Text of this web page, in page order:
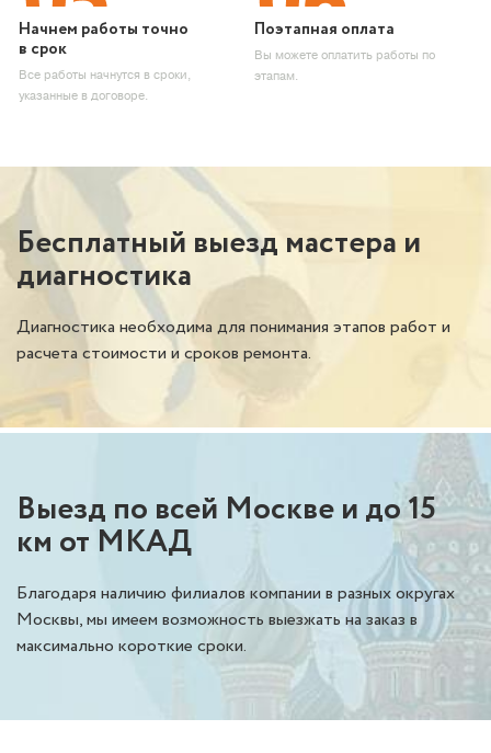
Начнем работы точно
в срок
Все работы начнутся в сроки,
указанные в договоре.
Поэтапная оплата
Вы можете оплатить работы по
этапам.
Бесплатный выезд мастера и
диагностика
Диагностика необходима для понимания этапов работ и
расчета стоимости и сроков ремонта.
Выезд по всей Москве и до 15
км от МКАД
Благодаря наличию филиалов компании в разных округах
Москвы, мы имеем возможность выезжать на заказ в
максимально короткие сроки.